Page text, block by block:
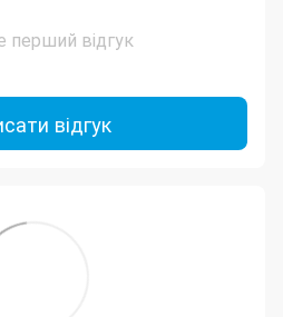
перший відгук
відгук